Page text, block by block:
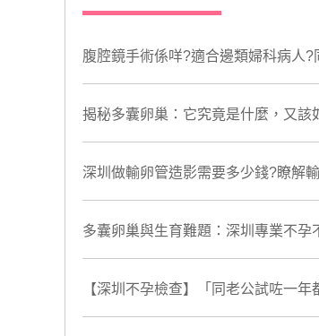
腹腔鏡手術係咩?適合邊類婦科病人
揭秘多囊卵巢：它究竟是什麼，又該
深圳做輸卵管造影需要多少錢?瞭解
多囊卵巢與生育難題：深圳專業不孕
【深圳不孕檢查】「同老公試咗一